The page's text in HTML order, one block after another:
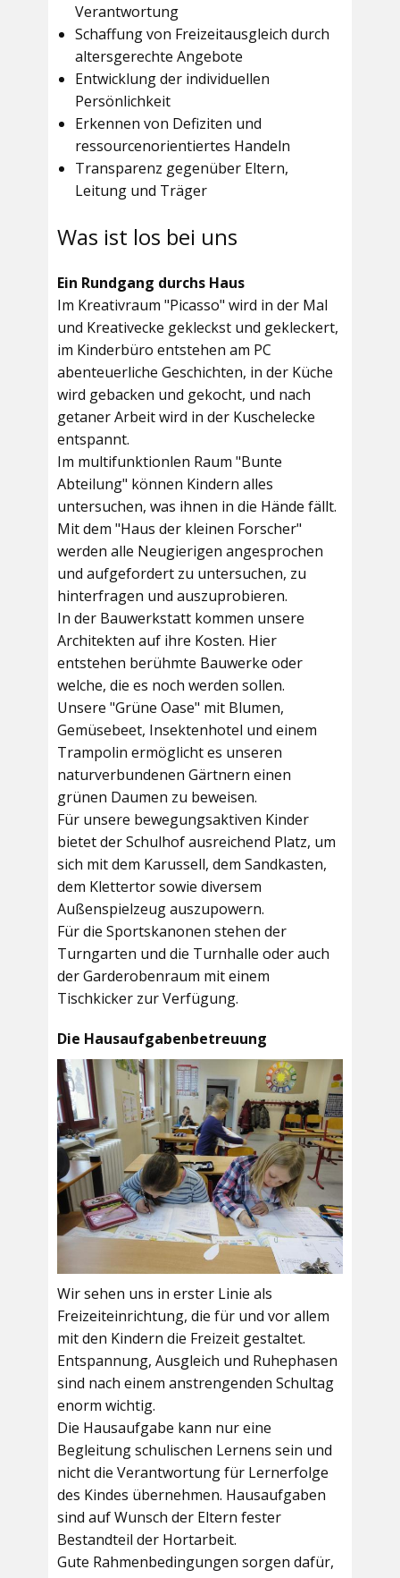
Verantwortung
Schaffung von Freizeitausgleich durch
altersgerechte Angebote
Entwicklung der individuellen
Persönlichkeit
Erkennen von Defiziten und
ressourcenorientiertes Handeln
Transparenz gegenüber Eltern,
Leitung und Träger
Was ist los bei uns
Ein Rundgang durchs Haus
Im Kreativraum "Picasso" wird in der Mal
und Kreativecke gekleckst und gekleckert,
im Kinderbüro entstehen am PC
abenteuerliche Geschichten, in der Küche
wird gebacken und gekocht, und nach
getaner Arbeit wird in der Kuschelecke
entspannt.
Im multifunktionlen Raum "Bunte
Abteilung" können Kindern alles
untersuchen, was ihnen in die Hände fällt.
Mit dem "Haus der kleinen Forscher"
werden alle Neugierigen angesprochen
und aufgefordert zu untersuchen, zu
hinterfragen und auszuprobieren.
In der Bauwerkstatt kommen unsere
Architekten auf ihre Kosten. Hier
entstehen berühmte Bauwerke oder
welche, die es noch werden sollen.
Unsere "Grüne Oase" mit Blumen,
Gemüsebeet, Insektenhotel und einem
Trampolin ermöglicht es unseren
naturverbundenen Gärtnern einen
grünen Daumen zu beweisen.
Für unsere bewegungsaktiven Kinder
bietet derSchulhofausreichend Platz, um
sich mit dem Karussell, dem Sandkasten,
dem Klettertor sowie diversem
Außenspielzeug auszupowern.
Für die Sportskanonen stehen der
Turngarten und die Turnhalle oder auch
derGarderobenraum mit einem
Tischkicker zur Verfügung.
Die Hausaufgabenbetreuung
Wir sehen uns in erster Linie als
Freizeiteinrichtung, die für und vor allem
mit den Kindern die Freizeit gestaltet.
Entspannung, Ausgleich und Ruhephasen
sind nach einem anstrengenden Schultag
enorm wichtig.
Die Hausaufgabe kann nur eine
Begleitung schulischen Lernens sein und
nicht die Verantwortung für Lernerfolge
des Kindes übernehmen. Hausaufgaben
sind auf Wunsch der Eltern fester
Bestandteil der Hortarbeit.
Gute Rahmenbedingungen sorgen dafür,